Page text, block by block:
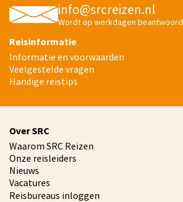
info@srcreizen.nl
Wordt op werkdagen beantwoord
Reisinformatie
Informatie en voorwaarden
Veelgestelde vragen
Handige reistips
Over SRC
Waarom SRC Reizen
Onze reisleiders
Nieuws
Vacatures
Reisbureaus inloggen